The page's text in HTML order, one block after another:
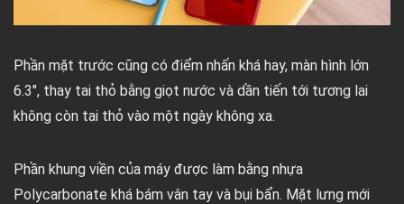
Phần mặt trước cũng có điểm nhấn khá hay, màn hình lớn
6.3″, thay tai thỏ bằng giọt nước và dần tiến tới tương lai
không còn tai thỏ vào một ngày không xa.
Phần khung viền của máy được làm bằng nhựa
Polycarbonate khá bám vân tay và bụi bẩn. Mặt lưng mới